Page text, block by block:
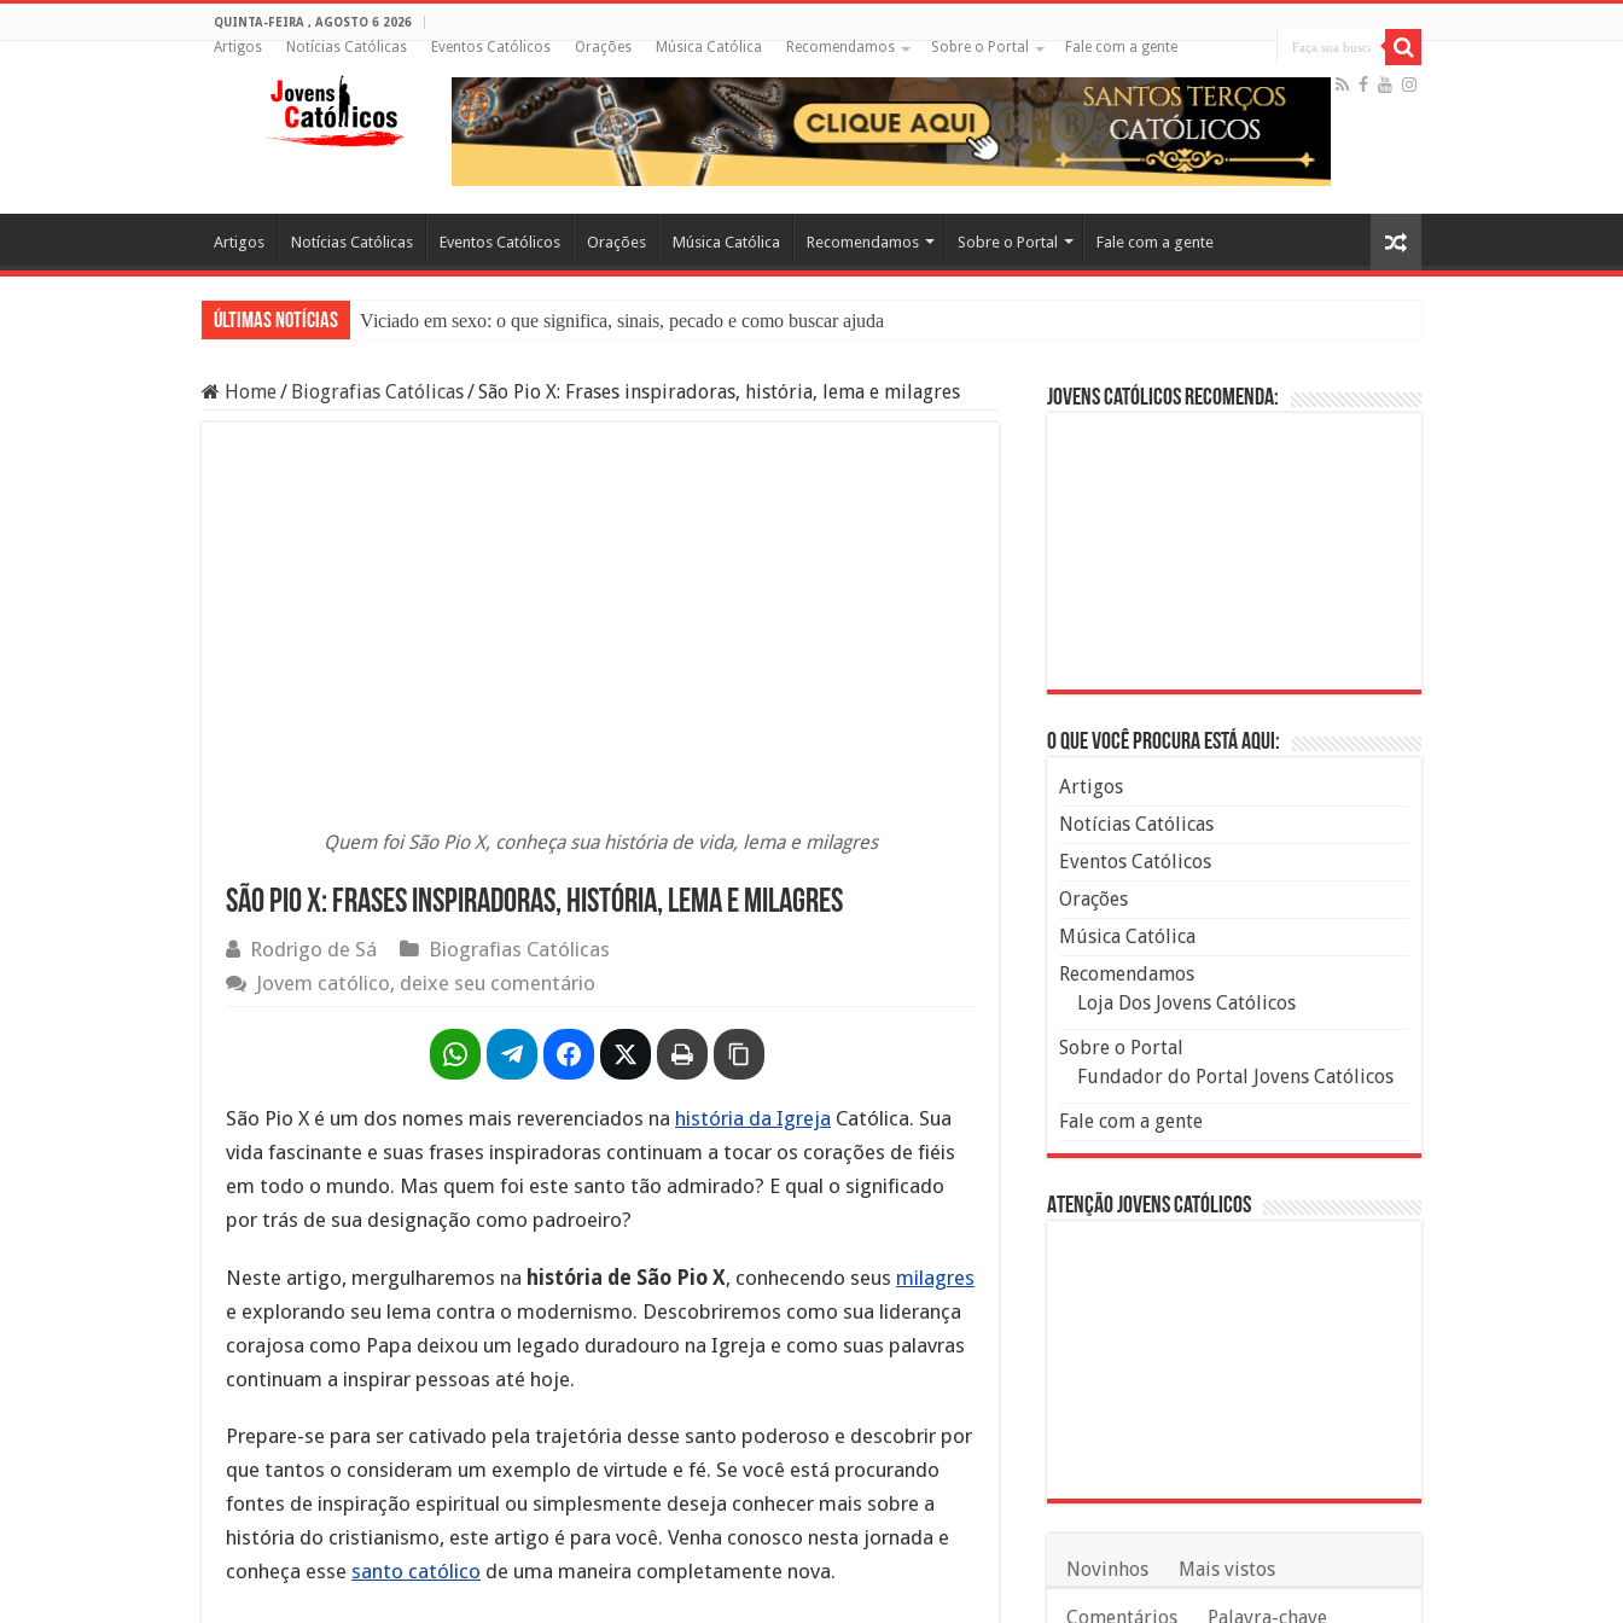
QUINTA-FEIRA , AGOSTO 6 2026
Artigos Notícias Católicas Eventos Católicos Orações Música Católica Recomendamos Sobre o Portal Fale com a gente
Artigos Notícias Católicas Eventos Católicos Orações Música Católica Recomendamos Sobre o Portal Fale com a gente
Últimas Notícias
Viciado em sexo: o que significa, sinais, pecado e como buscar ajuda
Filme Sagrado Coração – Seu Reino Não Terá Fim: O Documentário Que Vai Tocar os Católicos no Cinema
Home/ Biografias Católicas/São Pio X: Frases inspiradoras, história, lema e milagres
Quem foi São Pio X, conheça sua história de vida, lema e milagres
São Pio X: Frases inspiradoras, história, lema e milagres
Rodrigo de Sá
Biografias Católicas
Jovem católico, deixe seu comentário
São Pio X é um dos nomes mais reverenciados na história da Igreja Católica. Sua
vida fascinante e suas frases inspiradoras continuam a tocar os corações de fiéis
em todo o mundo. Mas quem foi este santo tão admirado? E qual o significado
por trás de sua designação como padroeiro?
Neste artigo, mergulharemos na história de São Pio X, conhecendo seus milagres
e explorando seu lema contra o modernismo. Descobriremos como sua liderança
corajosa como Papa deixou um legado duradouro na Igreja e como suas palavras
continuam a inspirar pessoas até hoje.
Prepare-se para ser cativado pela trajetória desse santo poderoso e descobrir por
que tantos o consideram um exemplo de virtude e fé. Se você está procurando
fontes de inspiração espiritual ou simplesmente deseja conhecer mais sobre a
história do cristianismo, este artigo é para você. Venha conosco nesta jornada e
conheça esse santo católico de uma maneira completamente nova.
Jovens Católicos Recomenda:
O que você procura está aqui:
Artigos
Notícias Católicas
Eventos Católicos
Orações
Música Católica
Recomendamos
Loja Dos Jovens Católicos
Sobre o Portal
Fundador do Portal Jovens Católicos
Fale com a gente
Atenção Jovens Católicos
Novinhos Mais vistos
Comentários Palavra-chave